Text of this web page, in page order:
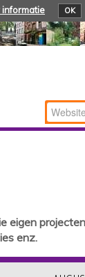
informatie OK
Zoek
eigen
enz.